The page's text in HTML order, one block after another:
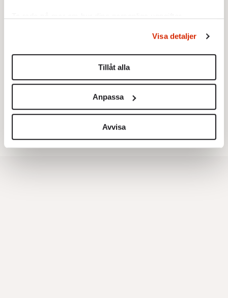
Du kan ändra eller dra tillbaka ditt samtycke när som
helst från cookie-förklaringen.
Vi använder enhetsidentifierare för att anpassa innehållet
för sociala medier och analysera vår trafik. Vi
vidarebefordrar även sådana identifierare och annan
information från din enhet till de sociala medier och
annons- och analysföretag som vi samarbetar med.
Dessa kan i sin tur kombinera informationen med annan
Visa detaljer
Tillåt alla
Anpassa
Avvisa
Testa vår valkompass 2026!